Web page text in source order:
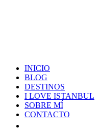
INICIO
BLOG
DESTINOS
I LOVE ISTANBUL
SOBRE MÍ
CONTACTO